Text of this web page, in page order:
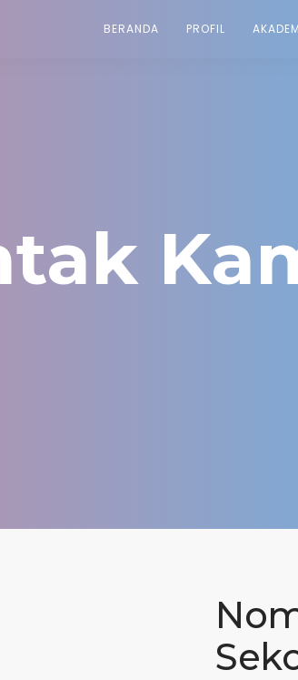
BERANDA PROFIL